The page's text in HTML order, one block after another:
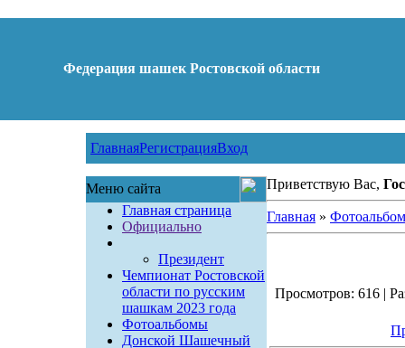
Федерация шашек Ростовской области
ГлавнаяРегистрацияВход
Меню сайта
Главная страница
Официально
Президент
Чемпионат Ростовской
области по русским
шашкам 2023 года
Фотоальбомы
Донской Шашечный
Приветствую Вас,
Главная» Фотоальбом
Просмотров: 616 |